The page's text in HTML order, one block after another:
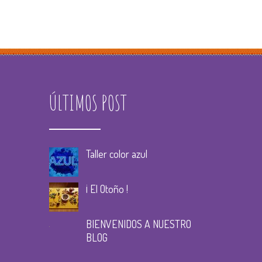
ÚLTIMOS POST
Taller color azul
¡ El Otoño !
BIENVENIDOS A NUESTRO
BLOG